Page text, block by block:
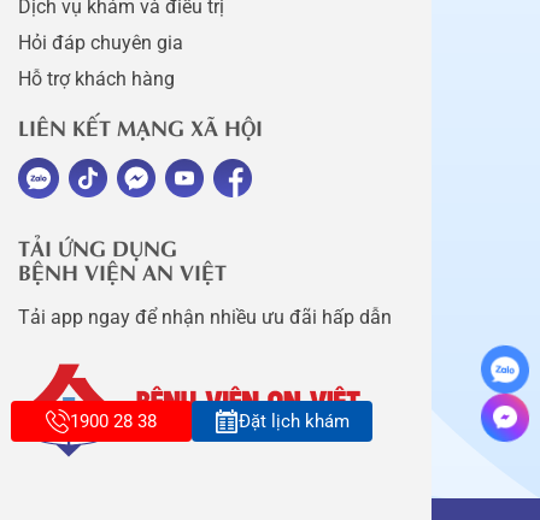
Dịch vụ khám và điều trị
Hỏi đáp chuyên gia
Hỗ trợ khách hàng
LIÊN KẾT MẠNG XÃ HỘI
TẢI ỨNG DỤNG
BỆNH VIỆN AN VIỆT
Tải app ngay để nhận nhiều ưu đãi hấp dẫn
1900 28 38 Đặt lịch khám